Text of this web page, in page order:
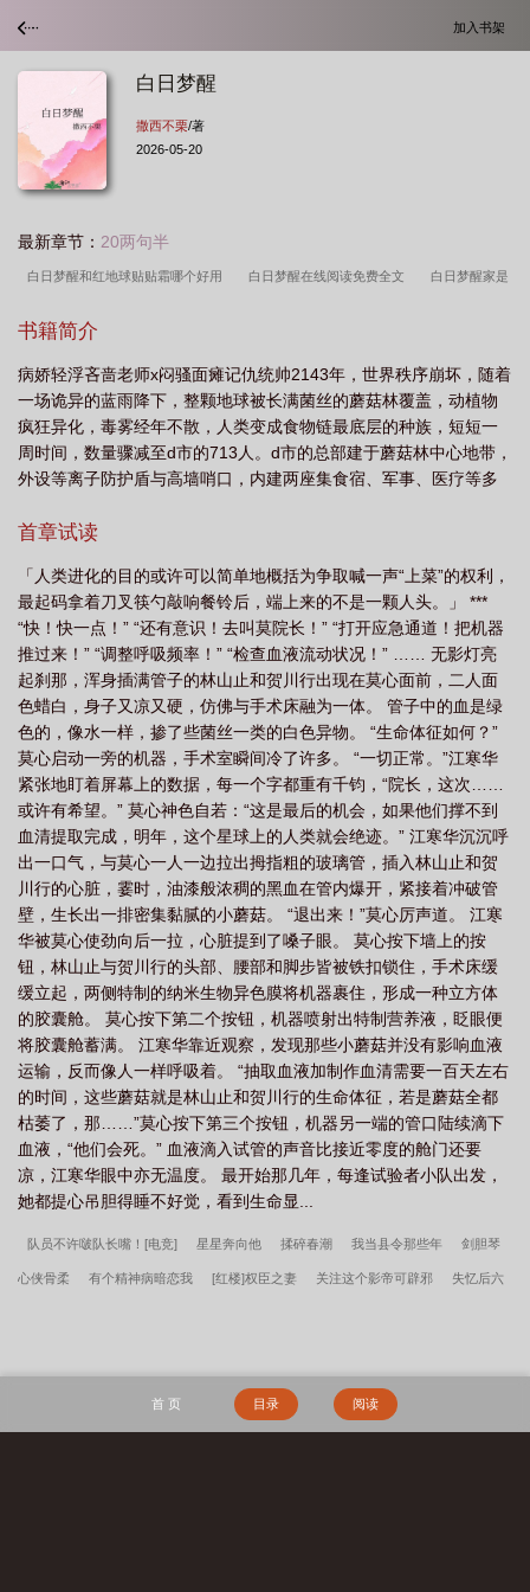
加入书架
白日梦醒
撒西不栗/著
2026-05-20
最新章节： 20两句半
白日梦醒和红地球贴贴霜哪个好用 白日梦醒在线阅读免费全文 白日梦醒家是
好 白日梦醒家粉饼怎么样
样 白日梦醒家粉饼销毁图片 白日梦醒家贴贴霜怎么样 白日梦醒定妆粉好用
白日梦醒家贴贴霜和花间颂贴贴霜哪个好用 白日梦醒家贴贴霜和DPDP家贴
贴霜哪个好 白日梦醒家最建议买吗 白日梦醒粉扑好用吗 白日梦醒家贴贴霜
安全吗 白日梦醒by撒西不栗txt 白日梦醒家和花间颂哪个好用 白日梦醒by
爽款 白日梦醒txt 白日梦醒家 白日梦醒家的贴贴霜怎么样 白日梦醒家
贴贴霜 白日梦醒眼影好用吗 白日梦醒家沁润保湿妆前面霜 白日梦醒家和向
日花贴贴霜哪个好用 白日梦醒TXT资源 白日梦醒TXT撒西不栗 白日梦醒by
撒西不栗 白日梦醒by撒西不粟 白日梦醒家腮红膏 白日梦醒家四色眼
影 白日梦醒by撒西不粟txt 白日梦醒贴贴霜的害处 白日梦醒漫画
梦醒家贴贴霜怎么用 白日梦醒家妆前面霜成分安全吗 白日梦醒by 白日梦
醒无限流 白日梦醒by小合鸽鸟子 白日梦醒家是什么档次 白日梦醒晋
江 白日梦醒txt百度 白日梦醒家是哪个公司 白日梦醒家散粉怎么样
日梦醒家公司 白日梦醒后的句子 白日梦醒贴贴霜成分安全吗 白日梦醒撒西
不栗
书籍简介
病娇轻浮吝啬老师x闷骚面瘫记仇统帅2143年，世界秩序崩坏，随着
一场诡异的蓝雨降下，整颗地球被长满菌丝的蘑菇林覆盖，动植物
疯狂异化，毒雾经年不散，人类变成食物链最底层的种族，短短一
周时间，数量骤减至d市的713人。d市的总部建于蘑菇林中心地带，
外设等离子防护盾与高墙哨口，内建两座集食宿、军事、医疗等多
保持着纯粹的人类血脉，剩下的412人则是主张因时而变的谱系者，
但内里并不和睦，旧序者高傲，谱系者轻狂，尤以两大统帅最为水
火不容。人类想要突破蘑菇林，唯有破釜沉舟，以肉身入林，感染
毒气，提取血清制作抗体，但一百多年来，冒险闯入者非死途中，
便是未及手术台就已气绝。2268年，防护盾能耗达到极限的一年，
人类数量剩余577人。最后一支小队的人选定下来了。贺川行见到长
有鳞尾的林山止时，既震惊又愤怒，因为林山止不仅是他的老师，
更是一声不吭就把他甩了的前男友！林山止推了下刻着“hcx”字母的
无框眼镜，微微一笑：“好久不见啊，贺川儿，我不在的这九年，你
的腰可还好？”二人深入蘑菇林腹地，顺利感染后迅速撤离，却双双
倒于防护门前。再次醒来时，两人置身于一个蛛网织就的奇幻世界
中，被迫开启无限流求生。不得用双脚走路的诅咒，用人肉和器官
作为筹码的赌城，开错门就会陷入循环的亡灵之船，被谎言笼罩的
七进大宅，喜欢吃人脑的猴子国王……十个副本，百天冒险，路上
不断捡队友，大难临头抱团飞。花海破镜重圆的那晚，贺川行偶然
在防护服内兜里发现一张纸条，上面只有三个字：活下去！林：贺
川行，不敢做是怕没我厉害吗？贺：林山止，你叫的比唱的好听。
ps：1v1互攻，谁在理谁在上。副本十章结束一个，进度较快，全是
自己做的梦，如有雷同，纯属巧合。新题材新领域，望海涵。祝大
家夜夜好梦～
首章试读
「人类进化的目的或许可以简单地概括为争取喊一声“上菜”的权利，
最起码拿着刀叉筷勺敲响餐铃后，端上来的不是一颗人头。」 ***
“快！快一点！” “还有意识！去叫莫院长！” “打开应急通道！把机器
推过来！” “调整呼吸频率！” “检查血液流动状况！” …… 无影灯亮
起刹那，浑身插满管子的林山止和贺川行出现在莫心面前，二人面
色蜡白，身子又凉又硬，仿佛与手术床融为一体。 管子中的血是绿
色的，像水一样，掺了些菌丝一类的白色异物。 “生命体征如何？”
莫心启动一旁的机器，手术室瞬间冷了许多。 “一切正常。”江寒华
紧张地盯着屏幕上的数据，每一个字都重有千钧，“院长，这次……
或许有希望。” 莫心神色自若：“这是最后的机会，如果他们撑不到
血清提取完成，明年，这个星球上的人类就会绝迹。” 江寒华沉沉呼
出一口气，与莫心一人一边拉出拇指粗的玻璃管，插入林山止和贺
川行的心脏，霎时，油漆般浓稠的黑血在管内爆开，紧接着冲破管
壁，生长出一排密集黏腻的小蘑菇。 “退出来！”莫心厉声道。 江寒
华被莫心使劲向后一拉，心脏提到了嗓子眼。 莫心按下墙上的按
钮，林山止与贺川行的头部、腰部和脚步皆被铁扣锁住，手术床缓
缓立起，两侧特制的纳米生物异色膜将机器裹住，形成一种立方体
的胶囊舱。 莫心按下第二个按钮，机器喷射出特制营养液，眨眼便
将胶囊舱蓄满。 江寒华靠近观察，发现那些小蘑菇并没有影响血液
运输，反而像人一样呼吸着。 “抽取血液加制作血清需要一百天左右
的时间，这些蘑菇就是林山止和贺川行的生命体征，若是蘑菇全都
枯萎了，那……”莫心按下第三个按钮，机器另一端的管口陆续滴下
血液，“他们会死。” 血液滴入试管的声音比接近零度的舱门还要
凉，江寒华眼中亦无温度。 最开始那几年，每逢试验者小队出发，
她都提心吊胆得睡不好觉，看到生命显...
队员不许啵队长嘴！[电竞] 星星奔向他 揉碎春潮 我当县令那些年 剑胆琴
心侠骨柔 有个精神病暗恋我 [红楼]权臣之妻 关注这个影帝可辟邪 失忆后六
天命：从大业十二年开始 年代：我在58有块田
首 页 目录 阅读